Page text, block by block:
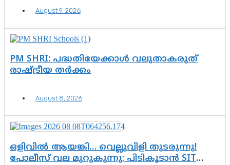
ഓപ്പറേഷനിൽ ആയങ്കി കുടുങ്ങി!
August 9, 2026
PM SHRI: പദ്ധതിയേക്കാൾ വലുതാകരുത്
രാഷ്ട്രീയ തർക്കം
August 8, 2026
ഒളിവിൽ ആയങ്കി… വെല്ലുവിളി തുടരുന്നു!
പോലീസ് വല മുറുകുന്നു; പിടികൂടാൻ SIT